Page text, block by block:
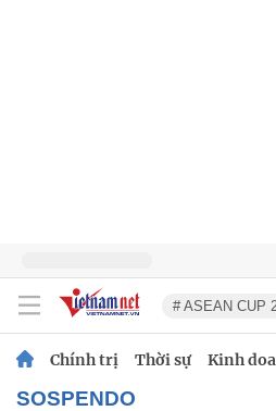
# ASEAN CUP
Chính trị Thời sự Kinh
SOSPENDO